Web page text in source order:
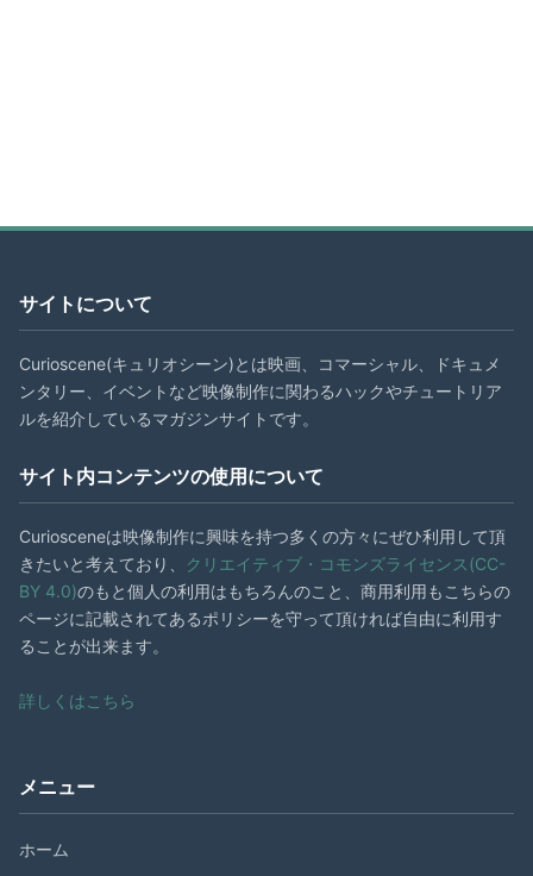
サイトについて
Curioscene(キュリオシーン)とは映画、コマーシャル、ドキュメ
ンタリー、イベントなど映像制作に関わるハックやチュートリア
ルを紹介しているマガジンサイトです。
サイト内コンテンツの使用について
Curiosceneは映像制作に興味を持つ多くの方々にぜひ利用して頂
きたいと考えており、
クリエイティブ・コモンズライセンス(CC-
BY 4.0)のもと個人の利用はもちろんのこと、商用利用もこちらの
ページに記載されてあるポリシーを守って頂ければ自由に利用す
ることが出来ます。
詳しくはこちら
メニュー
ホーム